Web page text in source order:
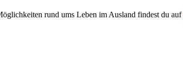
rund ums Leben im Ausland findest du auf